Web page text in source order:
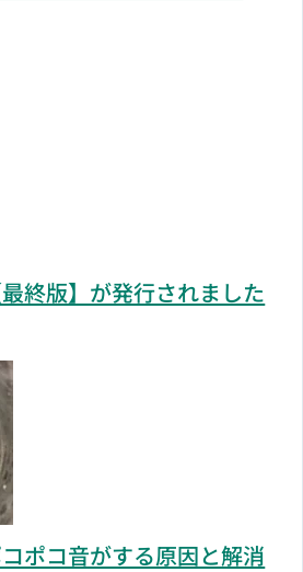
終版】が発行されました
ポコ音がする原因と解消